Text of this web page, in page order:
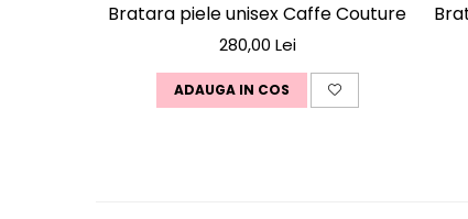
Bratara piele unisex Caffe Couture
280,00 Lei
ADAUGA IN COS